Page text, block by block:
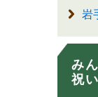
岩
み
祝